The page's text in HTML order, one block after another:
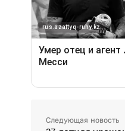
Следующая новость